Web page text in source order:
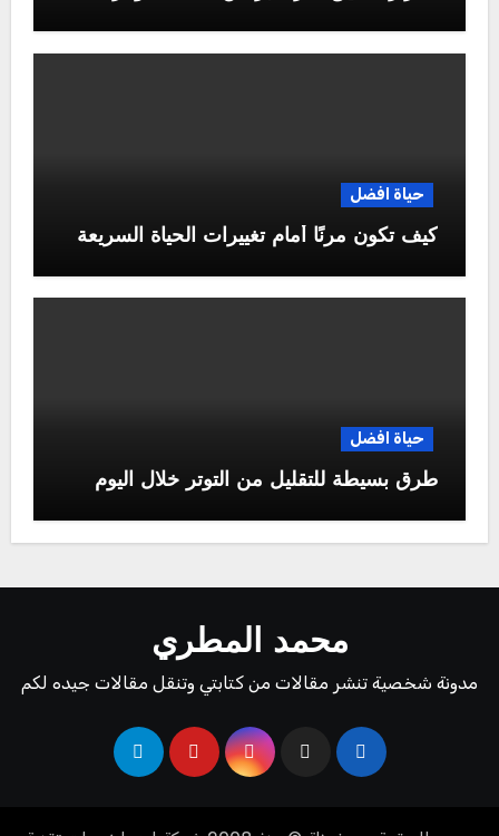
حياة افضل
كيف تكون مرنًا أمام تغييرات الحياة السريعة
حياة افضل
طرق بسيطة للتقليل من التوتر خلال اليوم
محمد المطري
مدونة شخصية تنشر مقالات من كتابتي وتنقل مقالات جيده لكم